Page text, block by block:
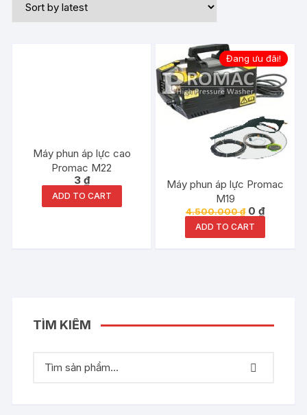
Máy phun áp lực cao
Promac M22
3 ₫
ADD TO CART
Đang ưu đãi!
Máy phun áp lực Promac
M19
4.500.000₫ 0₫
ADD TO CART
TÌM KIẾM